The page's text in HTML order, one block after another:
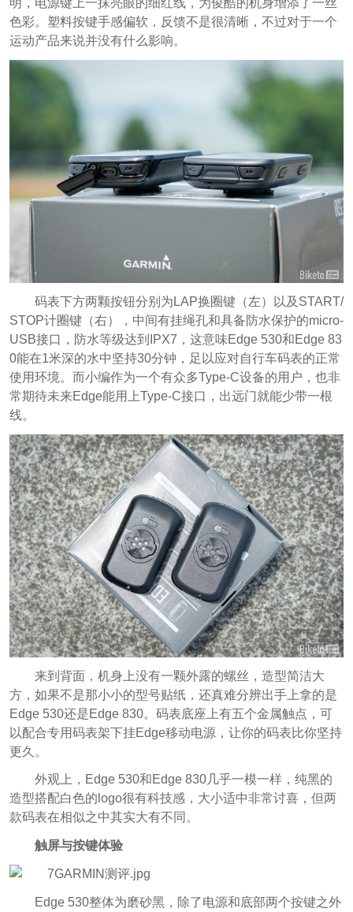
明，电源键上一抹亮眼的细红线，为俊酷的机身增添了一丝
色彩。塑料按键手感偏软，反馈不是很清晰，不过对于一个
运动产品来说并没有什么影响。
码表下方两颗按钮分别为LAP换圈键（左）以及START/
STOP计圈键（右），中间有挂绳孔和具备防水保护的micro-
USB接口，防水等级达到IPX7，这意味Edge 530和Edge 83
0能在1米深的水中坚持30分钟，足以应对自行车码表的正常
使用环境。而小编作为一个有众多Type-C设备的用户，也非
常期待未来Edge能用上Type-C接口，出远门就能少带一根
线。
来到背面，机身上没有一颗外露的螺丝，造型简洁大
方，如果不是那小小的型号贴纸，还真难分辨出手上拿的是
Edge 530还是Edge 830。码表底座上有五个金属触点，可
以配合专用码表架下挂Edge移动电源，让你的码表比你坚持
更久。
外观上，Edge 530和Edge 830几乎一模一样，纯黑的
造型搭配白色的logo很有科技感，大小适中非常讨喜，但两
款码表在相似之中其实大有不同。
触屏与按键体验
Edge 530整体为磨砂黑，除了电源和底部两个按键之外